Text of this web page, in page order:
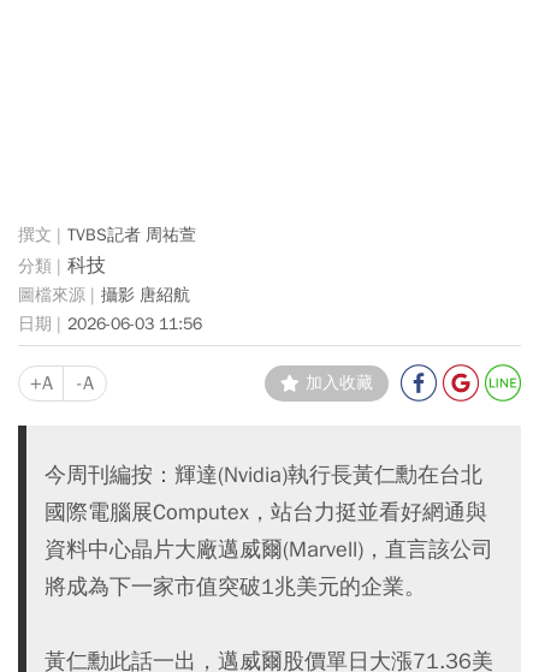
TVBS記者 周祐萱
科技
攝影 唐紹航
2026-06-03 11:56
+A -A 加入收藏
今周刊編按：輝達(Nvidia)執行長黃仁勳在台北
國際電腦展Computex，站台力挺並看好網通與
資料中心晶片大廠邁威爾(Marvell)，直言該公司
將成為下一家市值突破1兆美元的企業。
黃仁勳此話一出，邁威爾股價單日大漲71.36美